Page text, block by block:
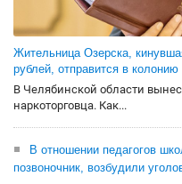
Жительница Озерска,
рублей, отправится в колонию
В Челябинской области
наркоторговца. Как...
В отношении педагогов
позвоночник, возбудили